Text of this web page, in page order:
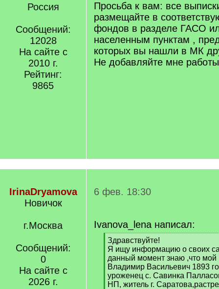
Россия
Сообщений:
12028
На сайте с
2010 г.
Рейтинг:
9865
Просьба к вам: все
размещайте в
фондов в разделе ГАСО
населенным пунктам ,
которых вы нашли в МК
Не добавляйте мне
IrinaDryamova
Новичок
г.Москва
Сообщений:
0
На сайте с
2026 г.
6 фев. 18:30
Ivanova_lena написал:
[
q
]
Здравствуйте!
Я ищу информацию о своих
данный момент знаю ,что
Владимир Васильевич 1893
уроженец с. Савинка
НП, житель г.